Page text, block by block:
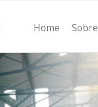
Home Sobre